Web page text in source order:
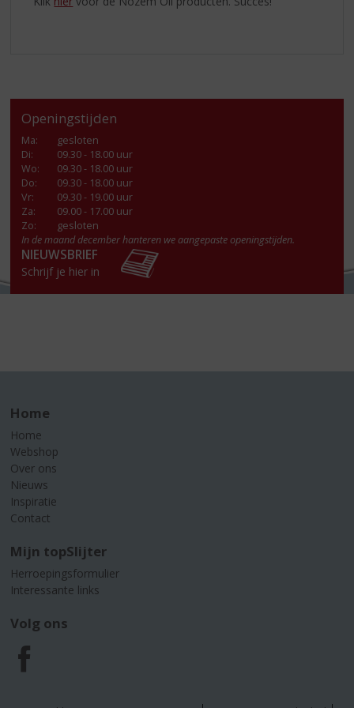
Openingstijden
Ma:
gesloten
Di:
09.30 - 18.00 uur
Wo:
09.30 - 18.00 uur
Do:
09.30 - 18.00 uur
Vr:
09.30 - 19.00 uur
Za:
09.00 - 17.00 uur
Zo:
gesloten
In de maand december hanteren we aangepaste openingstijden.
NIEUWSBRIEF
Schrijf je hier in
Home
Home
Webshop
Over ons
Nieuws
Inspiratie
Contact
Mijn topSlijter
Herroepingsformulier
Interessante links
Volg ons
F